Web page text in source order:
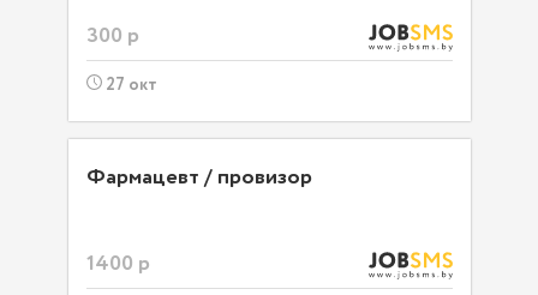
300 р
27 окт
Фармацевт / провизор
1400 р